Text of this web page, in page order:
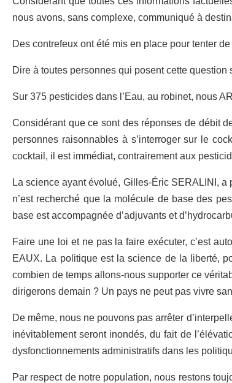
nous avons, sans complexe, communiqué à
Des contrefeux ont été mis en place pour tenter
Dire à toutes personnes qui posent cette question
Sur 375 pesticides dans l’Eau, au robinet, nous
Considérant que ce sont des réponses de débit
personnes raisonnables à s’interroger sur le
cocktail, il est immédiat, contrairement aux
La science ayant évolué, Gilles-Éric SERALINI,
n’est recherché que la molécule de base des
base est accompagnée d’adjuvants et
Faire une loi et ne pas la faire exécuter, c’est
EAUX. La politique est la science de la liberté,
combien de temps allons-nous supporter ce
dirigerons demain ? Un pays ne peut pas vivre
De même, nous ne pouvons pas arrêter
inévitablement seront inondés, du fait de
dysfonctionnements administratifs dans les
Par respect de notre population, nous restons